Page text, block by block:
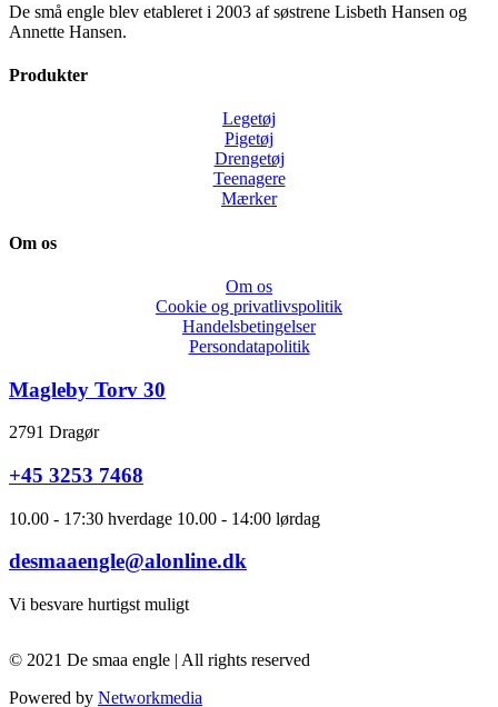
De små engle blev etableret i 2003 af søstrene Lisbeth Hansen og
Annette Hansen.
Produkter
Legetøj
Pigetøj
Drengetøj
Teenagere
Mærker
Om os
Om os
Cookie og privatlivspolitik
Handelsbetingelser
Persondatapolitik
Magleby Torv 30
2791 Dragør
+45 3253 7468
10.00 - 17:30 hverdage 10.00 - 14:00 lørdag
desmaaengle@alonline.dk
Vi besvare hurtigst muligt
© 2021 De smaa engle | All rights reserved
Powered by Networkmedia